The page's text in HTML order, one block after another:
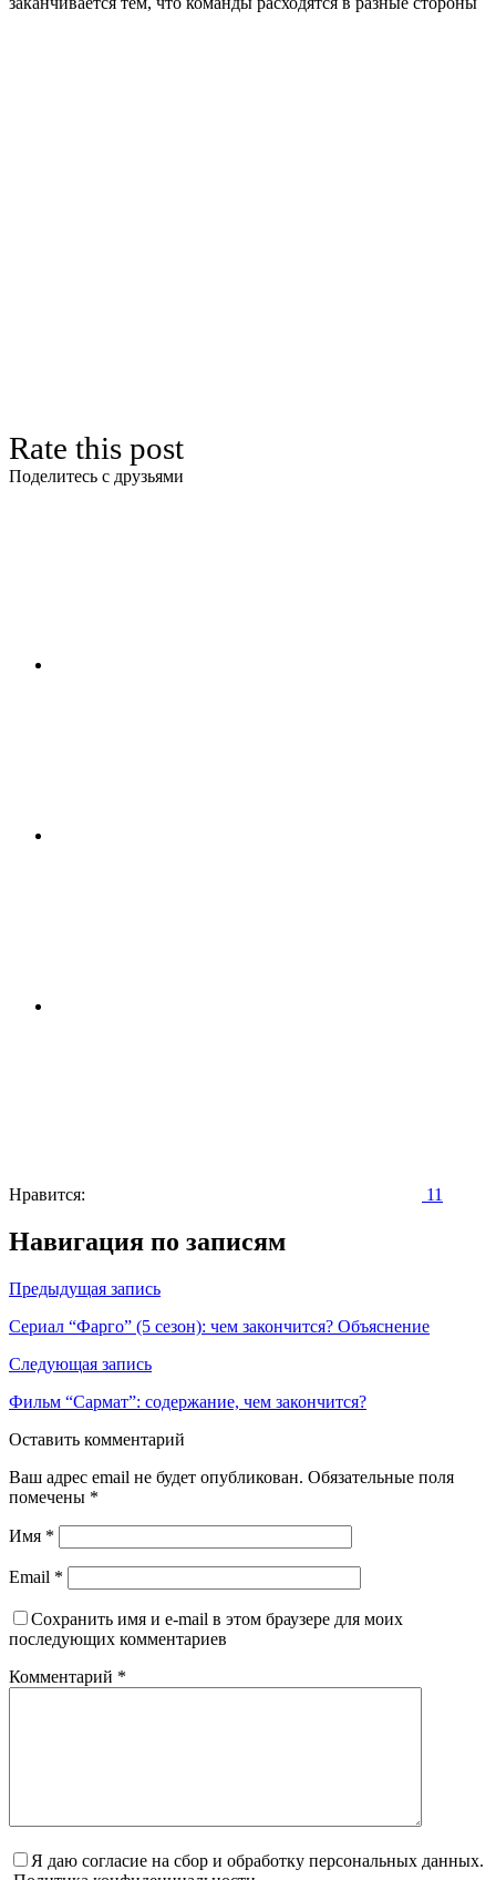
Rate this post
Поделитесь с друзьями
Нравится: 11
Навигация по записям
Предыдущая запись
Сериал “Фарго” (5 сезон): чем закончится? Объяснение
Следующая запись
Фильм “Сармат”: содержание, чем закончится?
Оставить комментарий
Ваш адрес email не будет опубликован. Обязательные поля
помечены *
Имя *
Email *
Сохранить имя и e-mail в этом браузере для моих
последующих комментариев
Комментарий *
Я даю согласие на сбор и обработку персональных данных.